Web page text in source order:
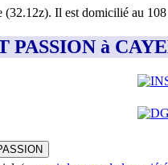
(32.12z). Il est domicilié au
PASSION à